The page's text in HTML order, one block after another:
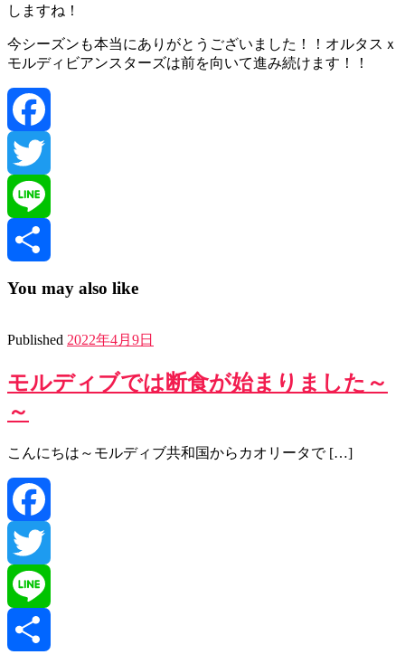
しますね！
今シーズンも本当にありがとうございました！！オルタスｘ
モルディビアンスターズは前を向いて進み続けます！！
Facebook
Twitter
Line
共
You may also like
Published 2022年4月9日
モルディブでは断食が始まりました～
～
こんにちは～モルディブ共和国からカオリータで […]
Facebook
Twitter
Line